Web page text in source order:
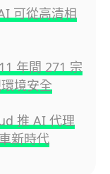
可從高清相
年間 271 宗
境安全
推 AI 代理
新時代